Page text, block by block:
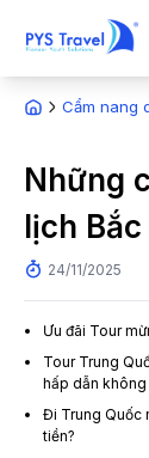
Cẩm nang
Những
lịch
24/11/2025
Ưu đãi Tour
Tour Trung
hấp dẫn
Đi Trung Quốc
tiền?